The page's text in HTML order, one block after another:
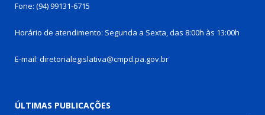
Fone: (94) 99131-6715
Horário de atendimento: Segunda a Sexta, das 8:00h às 13:00h
E-mail: diretorialegislativa@cmpd.pa.gov.br
ÚLTIMAS PUBLICAÇÕES